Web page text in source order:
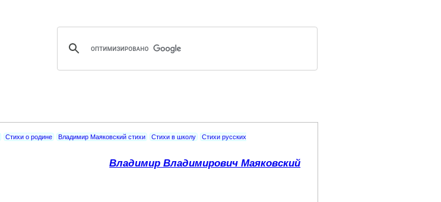
Стихи о родине Владимир Маяковский стихи Стихи в школу
Стихи русских
Владимир Владимирович Маяковский